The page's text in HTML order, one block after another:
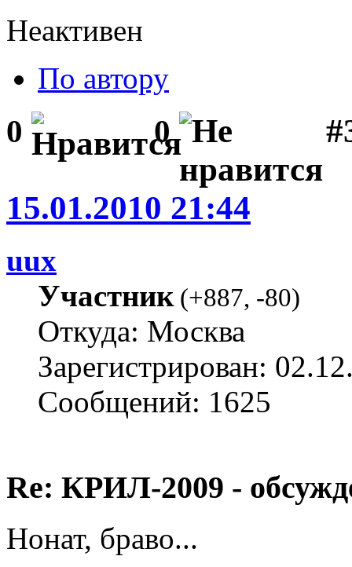
Неактивен
По автору
0 0
15.01.2010 21:44
uux
Участник(+887, -80)
Откуда: Москва
Зарегистрирован:
Сообщений: 1625
Re: КРИЛ-2009 -
Нонат, браво...